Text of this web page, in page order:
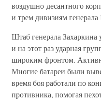
воздушно-десантного
и трем дивизиям
Штаб генерала
и на этот раз ударная
широким фронтом.
Многие батареи были
время боя работали по
противника, помогая